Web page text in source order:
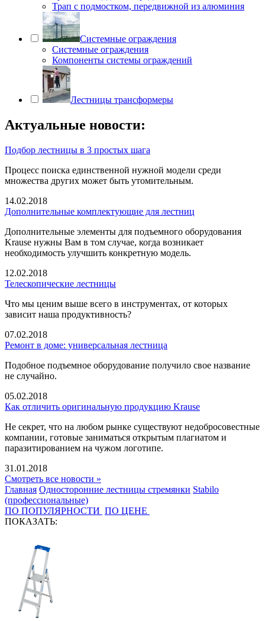
Трап с подмостком, передвижной из алюминия
Системные ограждения
Системные ограждения
Компоненты системы ограждений
Лестницы трансформеры
Актуальные новости:
Подбор лестницы в 3 простых шага
Процесс поиска единственной нужной модели среди
множества других может быть утомительным.
14.02.2018
Дополнительные комплектующие для лестниц
Дополнительные элементы для подъемного оборудования
Krause нужны Вам в том случае, когда возникает
необходимость улучшить конкретную модель.
12.02.2018
Телескопические лестницы
Что мы ценим выше всего в инструментах, от которых
зависит наша продуктивность?
07.02.2018
Ремонт в доме: универсальная лестница
Подобное подъемное оборудование получило свое название
не случайно.
05.02.2018
Как отличить оригинальную продукцию Krause
Не секрет, что на любом рынке существуют недобросовестные
компании, готовые заниматься открытым плагиатом и
паразитированием на чужом логотипе.
31.01.2018
Смотреть все новости »
Главная Односторонние лестницы стремянки Stabilo
(профессиональные)
ПО ПОПУЛЯРНОСТИ ПО ЦЕНЕ
ПОКАЗАТЬ: